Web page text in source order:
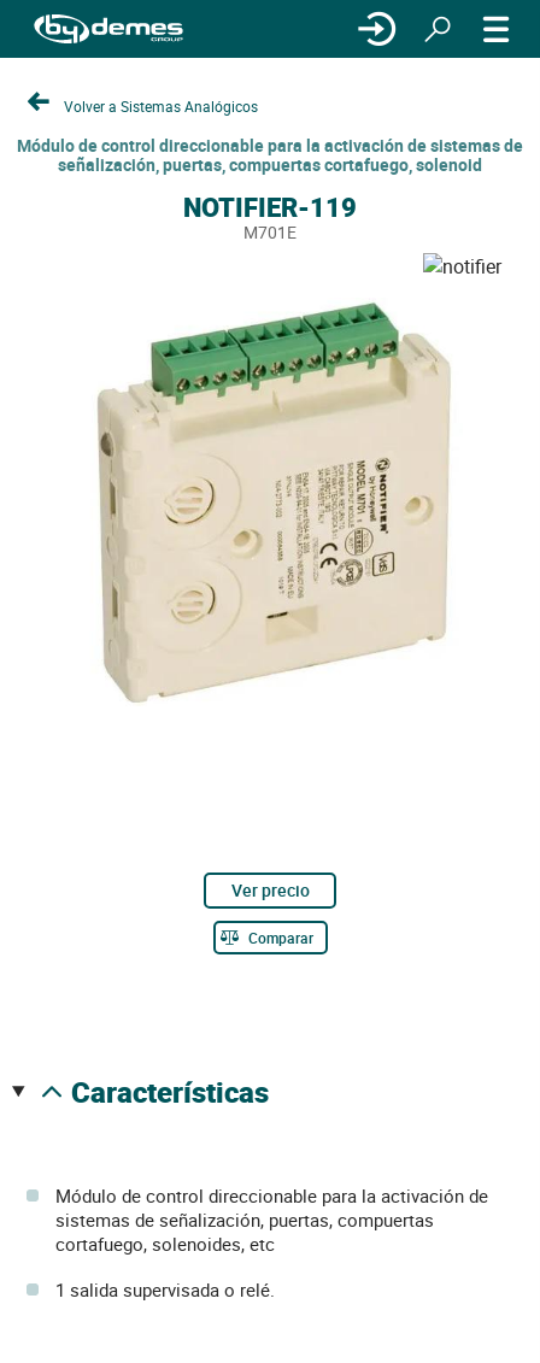
Volver a Sistemas Analógicos
Módulo de control direccionable para la activación de sistemas de
señalización, puertas, compuertas cortafuego, solenoid
NOTIFIER-119
M701E
Ver precio
Comparar
características
Módulo de control direccionable para la activación de
sistemas de señalización, puertas, compuertas
cortafuego, solenoides, etc
1 salida supervisada o relé.